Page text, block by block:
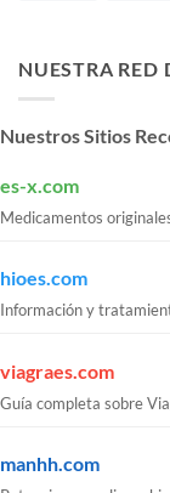
NUESTRA RED
Nuestros Sitios
es-x.com
Medicamentos
hioes.com
Información y
viagraes.com
Guía completa sobre
manhh.com